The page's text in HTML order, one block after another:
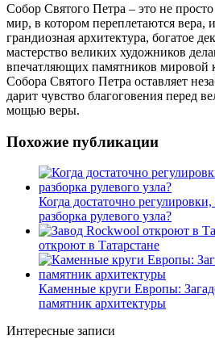
Собор Святого Петра – это не
мир, в котором переплетаются вера,
грандиозная архитектура, богатое
мастерство великих художников
впечатляющих памятников мировой
Собора Святого Петра оставляет
дарит чувство благоговения перед
мощью веры.
Похожие публикации
Когда достаточно регулировки,
разборка рулевого узла?
откроют в Татарстане
Каменные круги Европы:
памятник архитектуры
Интересные записи